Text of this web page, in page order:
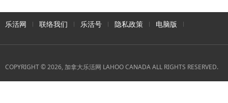
乐活网 联络我们 乐活号 隐私政策 电脑版
COPYRIGHT © 2026, 加拿大乐活网 LAHOO CANADA ALL RIGHTS RESERVED.